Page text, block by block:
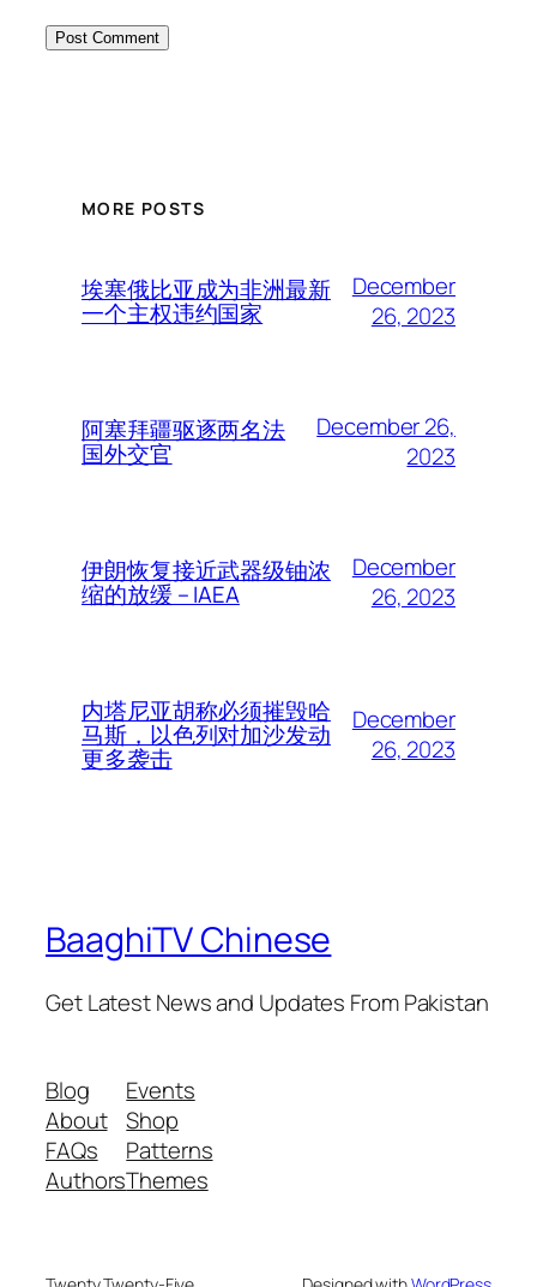
MORE POSTS
埃塞俄比亚成为非洲最新
一个主权违约国家
December
26, 2023
阿塞拜疆驱逐两名法
国外交官
December 26,
2023
伊朗恢复接近武器级铀浓
缩的放缓 – IAEA
December
26, 2023
内塔尼亚胡称必须摧毁哈
马斯，以色列对加沙发动
更多袭击
December
26, 2023
BaaghiTV Chinese
Get Latest News and Updates From Pakistan
Blog
About
FAQs
Authors
Events
Shop
Patterns
Themes